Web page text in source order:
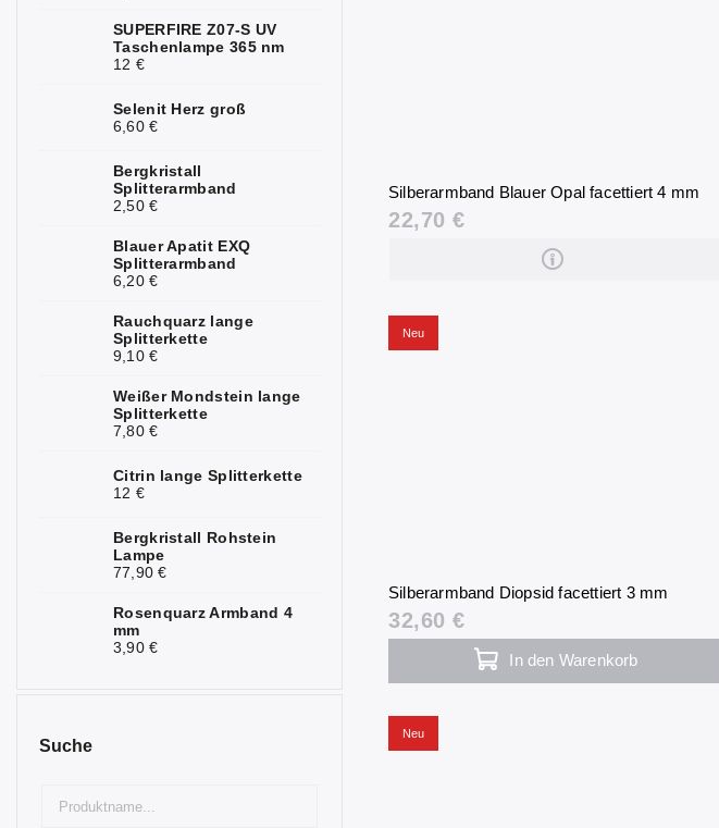
Rosenquarz 1
Seraphinit 1
2
2
2
2
Fosfosiderit
SUPERFIRE Z07-S UV
Taschenlampe 365 nm
12 €
Selenit Herz groß
6,60 €
Bergkristall
Splitterarmband
2,50 €
Blauer Apatit EXQ
Splitterarmband
6,20 €
Rauchquarz lange
Splitterkette
9,10 €
Weißer Mondstein lange
Splitterkette
7,80 €
Citrin lange Splitterkette
12 €
Bergkristall Rohstein
Lampe
77,90 €
Rosenquarz Armband 4
mm
3,90 €
Suche
Silberarmband Blauer Opal facettiert 4 mm
22,70 €
Neu
Silberarmband Diopsid facettiert 3 mm
32,60 €
In den Warenkorb
Neu